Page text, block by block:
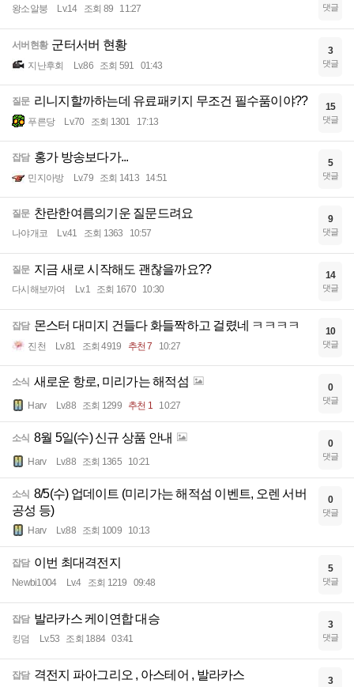
왕소알붕 Lv.14 조회 89 11:27 댓글
서버현황 군터서버 현황
지난후회 Lv.86 조회 591 01:43
3
댓글
질문 리니지할까하는데 유료패키지 무조건 필수품이야??
푸른당 Lv.70 조회 1301 17:13
15
댓글
잡담 홍가 방송보다가...
민지아방 Lv.79 조회 1413 14:51
5
댓글
질문 찬란한여름의기운 질문드려요
나야개코 Lv.41 조회 1363 10:57
9
댓글
질문 지금 새로 시작해도 괜찮을까요??
다시해보까여 Lv.1 조회 1670 10:30
14
댓글
잡담 몬스터 대미지 건들다 화들짝하고 걸렸네 ㅋㅋㅋㅋ
진천 Lv.81 조회 4919 추천 7 10:27
10
댓글
소식 새로운 항로, 미리가는 해적섬
Harv Lv.88 조회 1299 추천 1 10:27
0
댓글
소식 8월 5일(수) 신규 상품 안내
Harv Lv.88 조회 1365 10:21
0
댓글
소식 8/5(수) 업데이트 (미리가는 해적섬 이벤트, 오렌 서버
공성 등)
Harv Lv.88 조회 1009 10:13
0
댓글
잡담 이번 최대격전지
Newbi1004 Lv.4 조회 1219 09:48
5
댓글
잡담 발라카스 케이연합 대승
킹덤 Lv.53 조회 1884 03:41
3
댓글
잡담 격전지 파아그리오 , 아스테어 , 발라카스 3